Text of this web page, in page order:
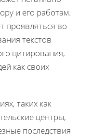
и его работам.
проявляться во
текстов
цитирования,
как своих
таких как
центры,
последствия